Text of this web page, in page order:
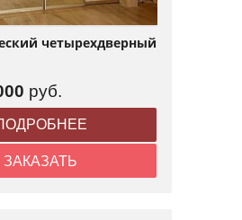
четырехдверный
руб.
ЗАКАЗАТЬ